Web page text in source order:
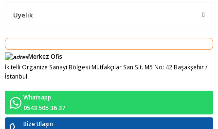
Üyelik
Merkez Ofis
İkitelli Organize Sanayi Bölgesi Mutfakçılar San.Sit. M5 No: 42 Başakşehir /
İstanbul
Whatsapp
0543 505 36 37
Bize Ulaşın